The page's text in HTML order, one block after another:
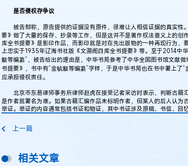
是否侵权存争议
被告辩称，原告提供的证据没有原件，很难让人相信证据的真实性
要》做了大量的保存、抄录等工作，但是这并不是著作权法意义上的创
库全书提要》是影印作品，而影印就是对在先出版物的一种再现行为
上忠实于1935年辽海书社版《文溯阁四库全书提要》等。至于2014中
黻等编纂”，被告给出的理由是，中华书局参考了中华全国图书馆文献
书提要》，书中有“金毓黻等编纂”字样，于是中华书局也在书中署上了
应承担侵权责任。
北京市东易律师事务所律师赵虎在接受记者采访时表示，判断古籍
是作者就署名为谁。如果古籍汇编作品未标明作者，但某人的后人认
举证。举证的内容通常包括书证和物证，其中书证涉及原稿、书信、回
上一篇
相关文章